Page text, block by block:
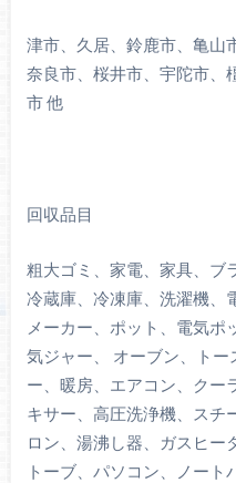
津市、久居、鈴鹿市、亀山
奈良市、桜井市、宇陀市、
市 他
回収品目
粗大ゴミ、家電、家具、ブ
冷蔵庫、冷凍庫、洗濯機、
メーカー、ポット、電気ポ
気ジャー、 オーブン、ト
ー、暖房、エアコン、クー
キサー、高圧洗浄機、スチ
ロン、湯沸し器、ガスヒー
トーブ、パソコン、ノート